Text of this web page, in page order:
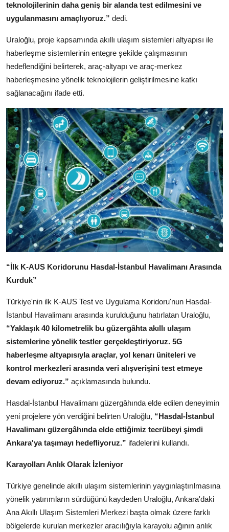
teknolojilerinin daha geniş bir alanda test edilmesini ve
uygulanmasını amaçlıyoruz.” dedi.
Uraloğlu, proje kapsamında akıllı ulaşım sistemleri altyapısı ile
haberleşme sistemlerinin entegre şekilde çalışmasının
hedeflendiğini belirterek, araç-altyapı ve araç-merkez
haberleşmesine yönelik teknolojilerin geliştirilmesine katkı
sağlanacağını ifade etti.
“İlk K-AUS Koridorunu Hasdal-İstanbul Havalimanı Arasında
Kurduk”
Türkiye'nin ilk K-AUS Test ve Uygulama Koridoru'nun Hasdal-
İstanbul Havalimanı arasında kurulduğunu hatırlatan Uraloğlu,
“Yaklaşık 40 kilometrelik bu güzergâhta akıllı ulaşım
sistemlerine yönelik testler gerçekleştiriyoruz. 5G
haberleşme altyapısıyla araçlar, yol kenarı üniteleri ve
kontrol merkezleri arasında veri alışverişini test etmeye
devam ediyoruz.” açıklamasında bulundu.
Hasdal-İstanbul Havalimanı güzergâhında elde edilen deneyimin
yeni projelere yön verdiğini belirten Uraloğlu, “Hasdal-İstanbul
Havalimanı güzergâhında elde ettiğimiz tecrübeyi şimdi
Ankara'ya taşımayı hedefliyoruz.” ifadelerini kullandı.
Karayolları Anlık Olarak İzleniyor
Türkiye genelinde akıllı ulaşım sistemlerinin yaygınlaştırılmasına
yönelik yatırımların sürdüğünü kaydeden Uraloğlu, Ankara'daki
Ana Akıllı Ulaşım Sistemleri Merkezi başta olmak üzere farklı
bölgelerde kurulan merkezler aracılığıyla karayolu ağının anlık